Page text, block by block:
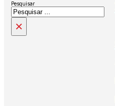
Pesquisar
×